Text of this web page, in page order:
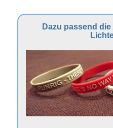
Dazu passend